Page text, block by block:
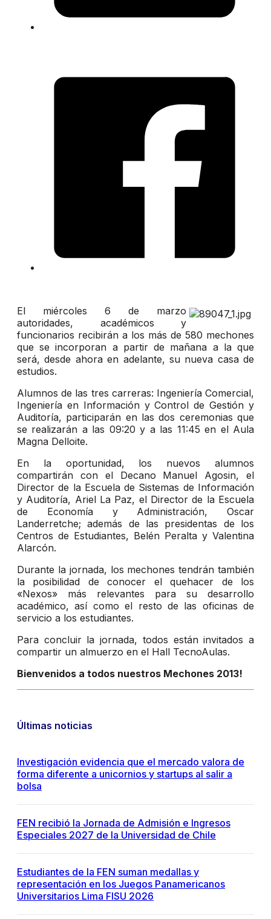
El miércoles 6 de marzo
autoridades, académicos y
funcionarios recibirán a los más de 580 mechones
que se incorporan a partir de mañana a la que
será, desde ahora en adelante, su nueva casa de
estudios.
Alumnos de las tres carreras: Ingeniería Comercial,
Ingeniería en Información y Control de Gestión y
Auditoría, participarán en las dos ceremonias que
se realizarán a las 09:20 y a las 11:45 en el Aula
Magna Delloite.
En la oportunidad, los nuevos alumnos
compartirán con el Decano Manuel Agosin, el
Director de la Escuela de Sistemas de Información
y Auditoría, Ariel La Paz, el Director de la Escuela
de Economía y Administración, Oscar
Landerretche; además de las presidentas de los
Centros de Estudiantes, Belén Peralta y Valentina
Alarcón.
Durante la jornada, los mechones tendrán también
la posibilidad de conocer el quehacer de los
«Nexos» más relevantes para su desarrollo
académico, así como el resto de las oficinas de
servicio a los estudiantes.
Para concluir la jornada, todos están invitados a
compartir un almuerzo en el Hall TecnoAulas.
Bienvenidos a todos nuestros Mechones 2013!
Últimas noticias
Investigación evidencia que el mercado valora de
forma diferente a unicornios y startups al salir a
bolsa
FEN recibió la Jornada de Admisión e Ingresos
Especiales 2027 de la Universidad de Chile
Estudiantes de la FEN suman medallas y
representación en los Juegos Panamericanos
Universitarios Lima FISU 2026